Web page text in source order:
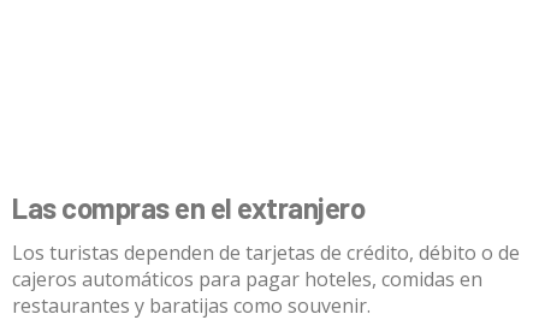
Las compras en el extranjero
Los turistas dependen de tarjetas de crédito, débito o de
cajeros automáticos para pagar hoteles, comidas en
restaurantes y baratijas como souvenir.